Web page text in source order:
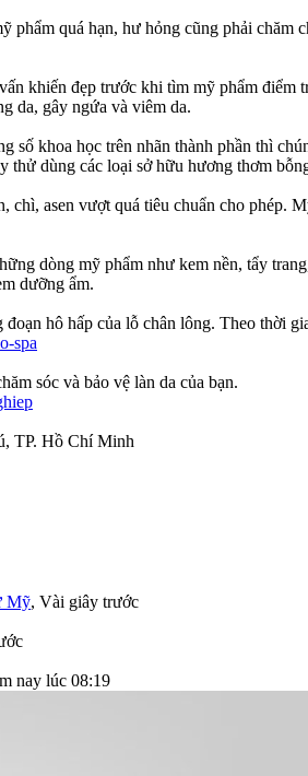
quá hạn, hư hỏng cũng phải chăm
khiến đẹp trước khi tìm mỹ phẩm
da, gây ngứa và viêm da.
số khoa học trên nhãn thành phần thì
dùng các loại sở hữu hương thơm
asen vượt quá tiêu chuẩn cho
dòng mỹ phẩm như kem nền, tẩy
dưỡng ẩm.
hô hấp của lỗ chân lông. Theo thời
spa
sóc và bảo vệ làn da của bạn.
TP. Hồ Chí Minh
Mỹ, Vài giây trước
nay lúc 08:19